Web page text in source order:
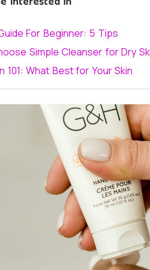
For Beginner: 5 Tips
Simple Cleanser for Dry
101: What Best for Your Skin